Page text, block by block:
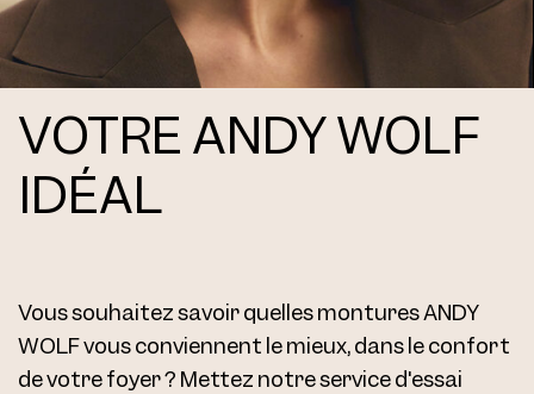
VOTRE ANDY WOLF
IDÉAL
Vous souhaitez savoir quelles montures ANDY
WOLF vous conviennent le mieux, dans le confort
de votre foyer ? Mettez notre service d'essai